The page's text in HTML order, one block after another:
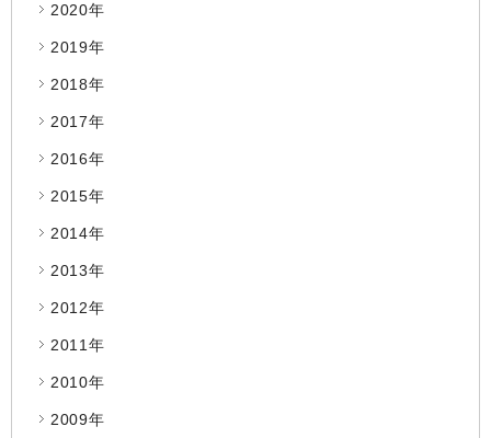
2020年
2019年
2018年
2017年
2016年
2015年
2014年
2013年
2012年
2011年
2010年
2009年